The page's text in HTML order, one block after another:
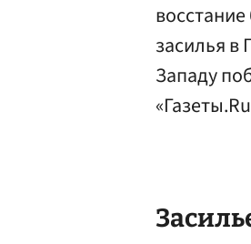
засилья в
Западу